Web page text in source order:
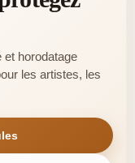
et horodatage
les artistes, les